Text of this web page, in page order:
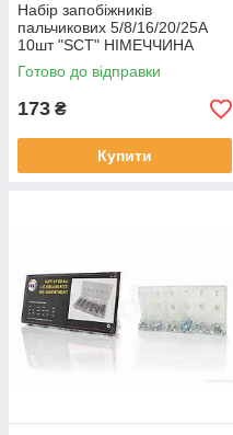
Набір запобіжників
пальчикових 5/8/16/20/25A
10шт "SCT" НІМЕЧЧИНА
(FUSES GBC) #9504, RY-
033175
Готово до відправки
173 ₴
Купити